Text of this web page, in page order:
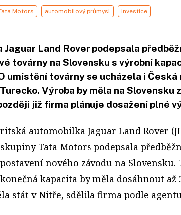
Motors automobilový průmysl investice
Jaguar Land Rover podepsala
továrny na Slovensku s výrobní
umístění továrny se ucházela i Česká
Výroba by měla na Slovensku
již firma plánuje dosažení plné
ritská automobilka Jaguar Land Rover
skupiny Tata Motors podepsala
postavení nového závodu na Slovensku.
konečná kapacita by měla dosáhnout až
stát v Nitře, sdělila firma podle